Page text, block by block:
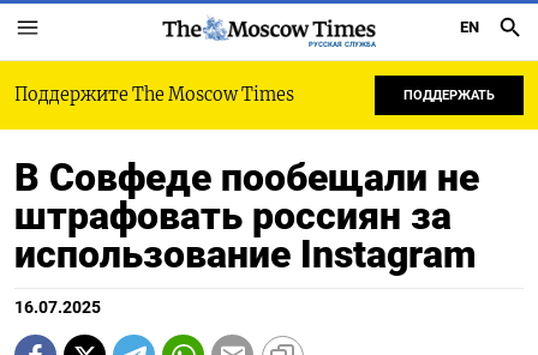
РУССКАЯ СЛУЖБА
EN
Поддержите The Moscow Times ПОДДЕРЖАТЬ
В Совфеде пообещали не
штрафовать россиян за
использование Instagram
16.07.2025